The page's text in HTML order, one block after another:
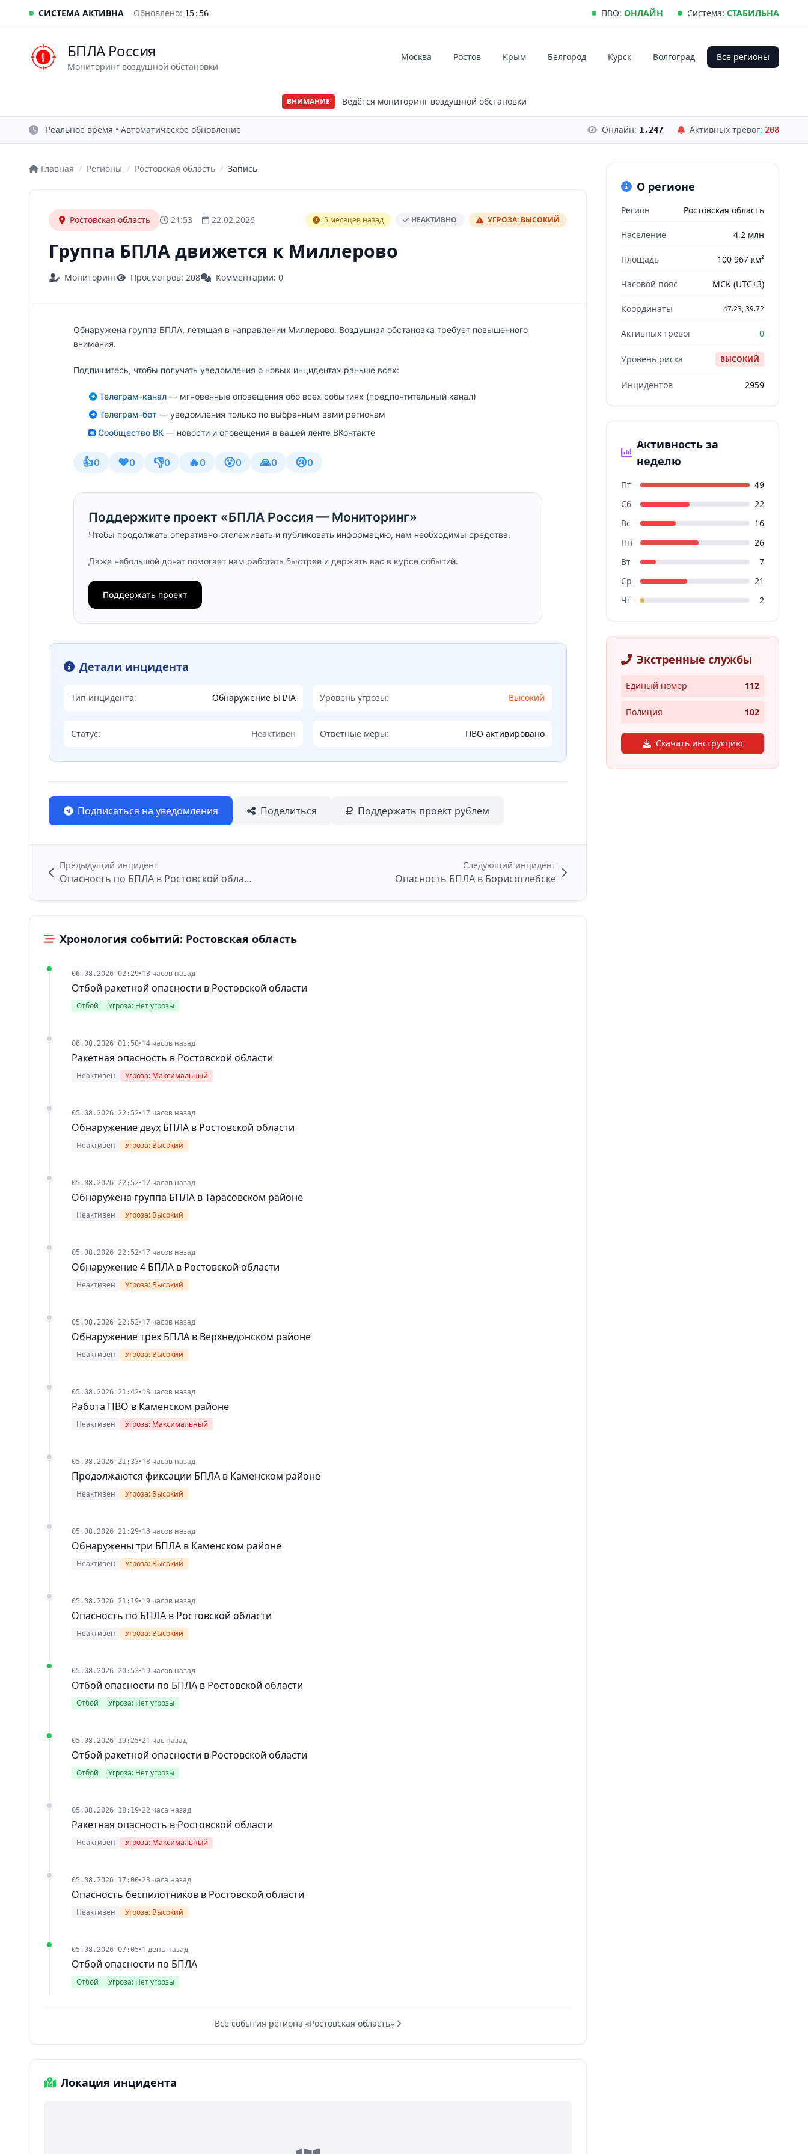
СИСТЕМА АКТИВНА Обновлено: 15:56 ПВО: ОНЛАЙН Система: СТАБИЛЬНА
БПЛА Россия
Мониторинг воздушной обстановки
Москва Ростов Крым Белгород Курск Волгоград Все регионы
ВНИМАНИЕ Ведётся мониторинг воздушной обстановки
Реальное время • Автоматическое обновление Онлайн: 1,247 Активных тревог: 208
Главная / Регионы / Ростовская область / Запись
Ростовская область 21:53 22.02.2026 5 месяцев назад НЕАКТИВНО УГРОЗА: ВЫСОКИЙ
Группа БПЛА движется к Миллерово
Мониторинг Просмотров: 208 Комментарии: 0
Обнаружена группа БПЛА, летящая в направлении Миллерово. Воздушная обстановка требует повышенного
внимания.
Подпишитесь, чтобы получать уведомления о новых инцидентах раньше всех:
Телеграм-канал— мгновенные оповещения обо всех событиях (предпочтительный канал)
Телеграм-бот — уведомления только по выбранным вами регионам
Сообщество ВК — новости и оповещения в вашей ленте ВКонтакте
👍0 ❤️0 👎0 🔥0 😮0 🙏0 😢0
Поддержите проект «БПЛА Россия — Мониторинг»
Чтобы продолжать оперативно отслеживать и публиковать информацию, нам необходимы средства.
Даже небольшой донат помогает нам работать быстрее и держать вас в курсе событий.
Поддержать проект
Детали инцидента
Тип инцидента: Обнаружение БПЛА Уровень угрозы: Высокий
Статус: Неактивен Ответные меры: ПВО активировано
Подписаться на уведомления Поделиться Поддержать проект рублем
Предыдущий инцидент
Опасность по БПЛА в Ростовской области
Следующий инцидент
Опасность БПЛА в Борисоглебске
Хронология событий: Ростовская область
06.08.2026 02:29•13 часов назад
Отбой ракетной опасности в Ростовской области
Отбой Угроза: Нет угрозы
06.08.2026 01:50•14 часов назад
Ракетная опасность в Ростовской области
Неактивен Угроза: Максимальный
05.08.2026 22:52•17 часов назад
Обнаружение двух БПЛА в Ростовской области
Неактивен Угроза: Высокий
05.08.2026 22:52•17 часов назад
Обнаружена группа БПЛА в Тарасовском районе
Неактивен Угроза: Высокий
05.08.2026 22:52•17 часов назад
Обнаружение 4 БПЛА в Ростовской области
Неактивен Угроза: Высокий
05.08.2026 22:52•17 часов назад
Обнаружение трех БПЛА в Верхнедонском районе
Неактивен Угроза: Высокий
05.08.2026 21:42•18 часов назад
Работа ПВО в Каменском районе
Неактивен Угроза: Максимальный
05.08.2026 21:33•18 часов назад
Продолжаются фиксации БПЛА в Каменском районе
Неактивен Угроза: Высокий
05.08.2026 21:29•18 часов назад
Обнаружены три БПЛА в Каменском районе
Неактивен Угроза: Высокий
05.08.2026 21:19•19 часов назад
Опасность по БПЛА в Ростовской области
Неактивен Угроза: Высокий
05.08.2026 20:53•19 часов назад
Отбой опасности по БПЛА в Ростовской области
Отбой Угроза: Нет угрозы
05.08.2026 19:25•21 час назад
Отбой ракетной опасности в Ростовской области
Отбой Угроза: Нет угрозы
05.08.2026 18:19•22 часа назад
Ракетная опасность в Ростовской области
Неактивен Угроза: Максимальный
05.08.2026 17:00•23 часа назад
Опасность беспилотников в Ростовской области
Неактивен Угроза: Высокий
05.08.2026 07:05•1 день назад
Отбой опасности по БПЛА
Отбой Угроза: Нет угрозы
Все события региона «Ростовская область»
Локация инцидента
О регионе
Регион Ростовская область
Население 4,2 млн
Площадь 100 967 км²
Часовой пояс МСК (UTC+3)
Координаты 47.23, 39.72
Активных тревог 0
Уровень риска ВЫСОКИЙ
Инцидентов 2959
Активность за
неделю
Пт
49
Сб
22
Вс
16
Пн
26
Вт
7
Ср
21
Чт
2
Экстренные службы
Единый номер 112
Полиция 102
Скачать инструкцию